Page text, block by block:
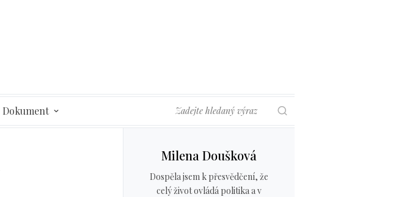
Dokument
Milena Doušková
Dospěla jsem k přesvědčení, že
celý život ovládá politika a v